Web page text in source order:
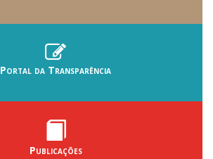
Portal da Transparência
Publicações